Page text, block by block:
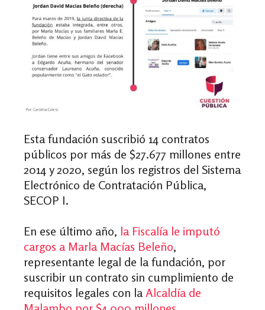
Esta fundación suscribió 14 contratos
públicos por más de $27.677 millones entre
2014 y 2020, según los registros del Sistema
Electrónico de Contratación Pública,
SECOP I.
En ese último año, la Fiscalía le imputó
cargos a Marla Macías Beleño,
representante legal de la fundación, por
suscribir un contrato sin cumplimiento de
requisitos legales con la Alcaldía de